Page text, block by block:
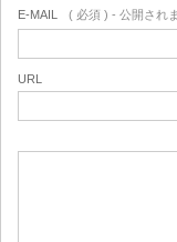
E-MAIL ( 必須 ) - 公開され
URL